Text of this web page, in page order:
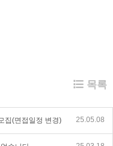
목록
집(면접일정 변경) 25.05.08